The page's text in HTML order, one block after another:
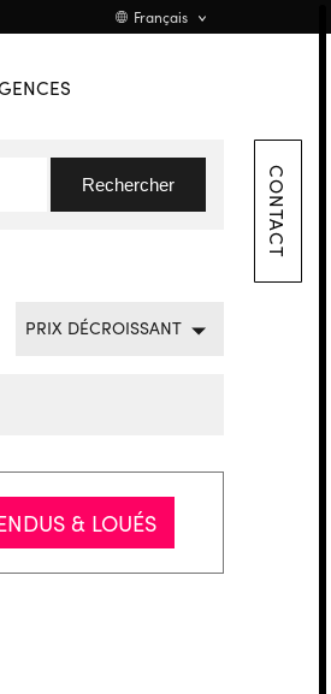
Français
Nederlands
CONTACT
Rechercher
PRIX DÉCROISSANT
& LOUÉS